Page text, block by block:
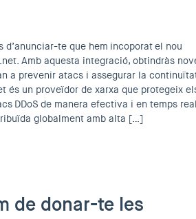
d’anunciar-te que hem incoporat el nou
Amb aquesta integració, obtindràs
a prevenir atacs i assegurar la
és un proveïdor de xarxa que protegeix
DDoS de manera efectiva i en temps
globalment amb alta […]
de donar-te les